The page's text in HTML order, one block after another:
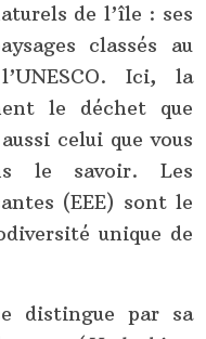
de l’île : ses
classés au
Ici, la
le déchet que
celui que vous
le savoir. Les
(EEE) sont le
unique de
distingue par sa